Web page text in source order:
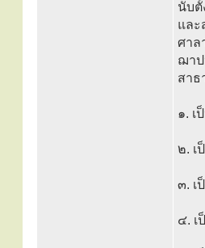
นับตั้
และ
ศาล
ฌาป
สาธ
๑. เ
๒. เ
๓. เ
๔. เ